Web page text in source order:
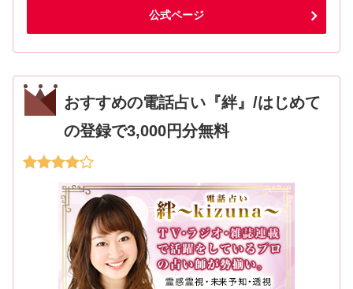
公式ページ
おすすめの電話占い『絆』/はじめて
の登録で3,000円分無料